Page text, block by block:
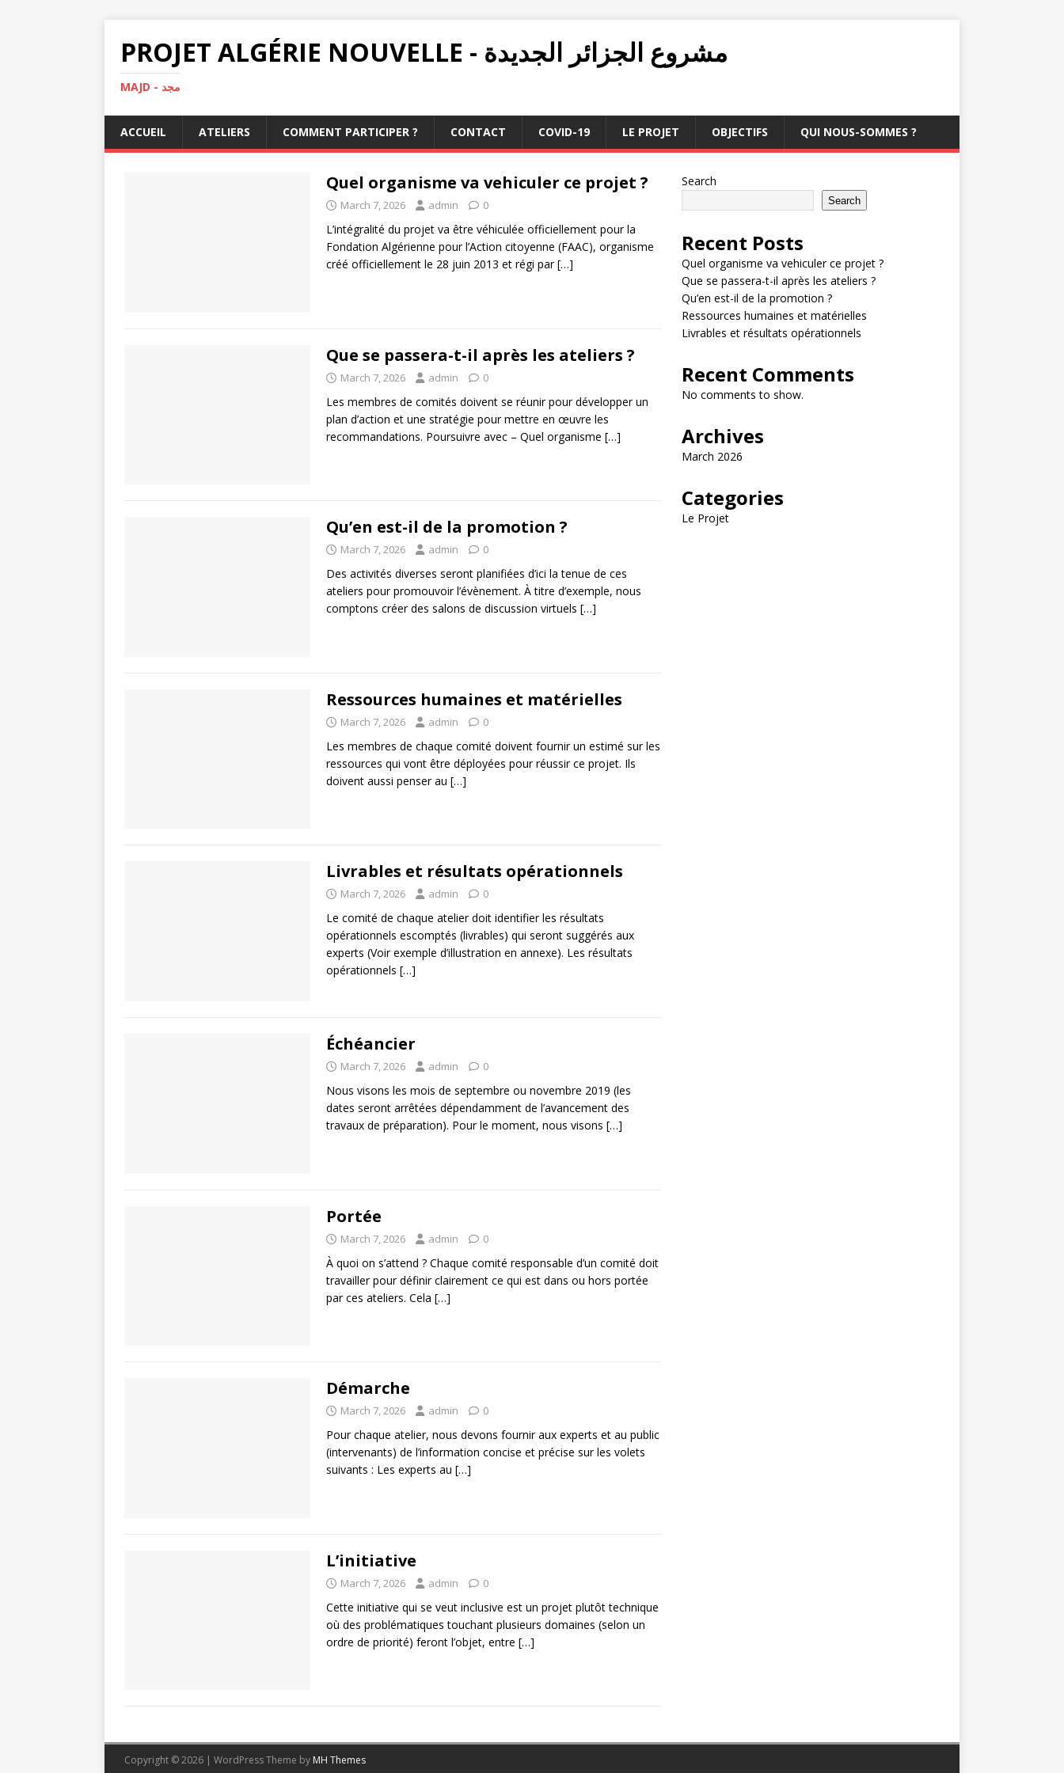
PROJET ALGÉRIE NOUVELLE - مشروع الجزائر الجديدة
MAJD - مجد
ACCUEIL ATELIERS COMMENT PARTICIPER ? CONTACT COVID-19 LE PROJET OBJECTIFS QUI NOUS-SOMMES ?
Quel organisme va vehiculer ce projet ?
March 7, 2026 admin 0
L’intégralité du projet va être véhiculée officiellement pour la
Fondation Algérienne pour l’Action citoyenne (FAAC), organisme
créé officiellement le 28 juin 2013 et régi par[…]
Que se passera-t-il après les ateliers ?
March 7, 2026 admin 0
Les membres de comités doivent se réunir pour développer un
plan d’action et une stratégie pour mettre en œuvre les
recommandations. Poursuivre avec – Quel organisme […]
Qu’en est-il de la promotion ?
March 7, 2026 admin 0
Des activités diverses seront planifiées d’ici la tenue de ces
ateliers pour promouvoir l’évènement. À titre d’exemple, nous
comptons créer des salons de discussion virtuels […]
Ressources humaines et matérielles
March 7, 2026 admin 0
Les membres de chaque comité doivent fournir un estimé sur les
ressources qui vont être déployées pour réussir ce projet. Ils
doivent aussi penser au […]
Livrables et résultats opérationnels
March 7, 2026 admin 0
Le comité de chaque atelier doit identifier les résultats
opérationnels escomptés (livrables) qui seront suggérés aux
experts (Voir exemple d’illustration en annexe). Les résultats
opérationnels […]
Échéancier
March 7, 2026 admin 0
Nous visons les mois de septembre ou novembre 2019 (les
dates seront arrêtées dépendamment de l’avancement des
travaux de préparation). Pour le moment, nous visons […]
Portée
March 7, 2026 admin 0
À quoi on s’attend ? Chaque comité responsable d’un comité doit
travailler pour définir clairement ce qui est dans ou hors portée
par ces ateliers. Cela […]
Démarche
March 7, 2026 admin 0
Pour chaque atelier, nous devons fournir aux experts et au public
(intervenants) de l’information concise et précise sur les volets
suivants : Les experts au […]
L’initiative
March 7, 2026 admin 0
Cette initiative qui se veut inclusive est un projet plutôt technique
où des problématiques touchant plusieurs domaines (selon un
ordre de priorité) feront l’objet, entre […]
Search
Search
Recent Posts
Quel organisme va vehiculer ce projet ?
Que se passera-t-il après les ateliers ?
Qu’en est-il de la promotion ?
Ressources humaines et matérielles
Livrables et résultats opérationnels
Recent Comments
No comments to show.
Archives
March 2026
Categories
Le Projet
Copyright © 2026 | WordPress Theme by MH Themes